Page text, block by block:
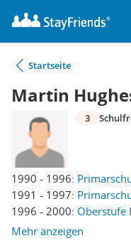
Startseite
Martin
1990 - 1996:
1991 - 1997:
1996 - 2000: Oberstufe
Mehr anzeigen
3